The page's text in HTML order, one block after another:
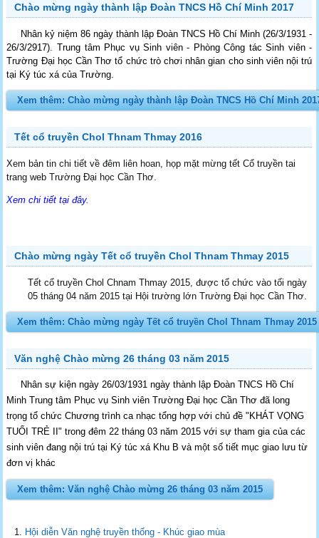
Chào mừng ngày thành lập Đoàn TNCS Hồ Chí Minh 2017
Nhân kỷ niệm 86 ngày thành lập Đoàn TNCS Hồ Chí Minh (26/3/1931 -
26/3/2917). Trung tâm Phục vụ Sinh viên - Phòng Công tác Sinh viên -
Trường Đại học Cần Thơ tổ chức trò chơi nhân gian cho sinh viên nội trú
tại Ký túc xá của Trường.
Xem thêm: Chào mừng ngày thành lập Đoàn TNCS Hồ Chí Minh
Tết cổ truyền Chol Thnam Thmay 2016
Xem bản tin chi tiết về đêm liên hoan, họp mặt mừng tết Cổ truyền tai
trang web Trường Đại học Cần Thơ.
Xem chi tiết tại đây.
Chào mừng ngày Tết cổ truyền Chol Thnam Thmay 2015
Tết cổ truyền Chol Chnam Thmay 2015, được tổ chức vào tối ngày
05 tháng 04 năm 2015 tại Hội trường lớn Trường Đại học Cần Thơ.
Xem thêm: Chào mừng ngày Tết cổ truyền Chol Thnam Thmay 2015
Văn nghệ Chào mừng 26 tháng 03 năm 2015
Nhân sự kiện ngày 26/03/1931 ngày thành lập Đoàn TNCS Hồ Chí
Minh Trung tâm Phục vụ Sinh viên Trường Đại học Cần Thơ đã long
trọng tổ chức Chương trình ca nhạc tổng hợp với chủ đề "KHÁT VỌNG
TUỔI TRẺ II" trong đêm 22 tháng 03 năm 2015 với sự tham gia của các
sinh viên đang nội trú tại Ký túc xá Khu B và một số tiết mục giao lưu từ
đơn vị khác
Xem thêm: Văn nghệ Chào mừng 26 tháng 03 năm 2015
Hội diễn Văn nghệ truyền thống - Khúc giao mùa